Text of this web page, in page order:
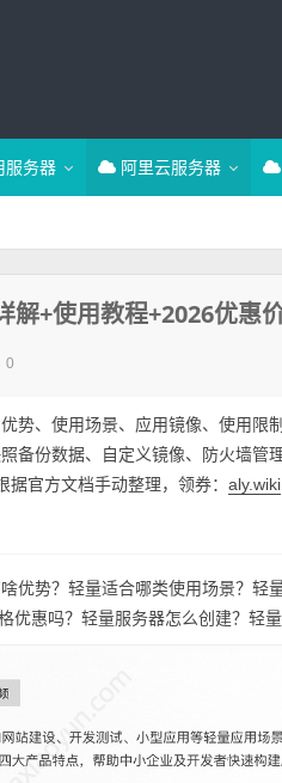
服务器 阿里云服务器
解+使用教程+2026优惠
0
势、使用场景、应用镜像、使用限
备份数据、自定义镜像、防火墙管
官方文档手动整理，领券：aly.wiki
优势？轻量适合哪类使用场景？轻
优惠吗？轻量服务器怎么创建？轻